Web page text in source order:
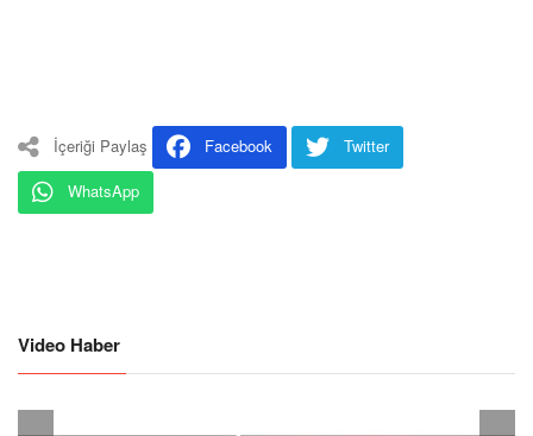
İçeriği Paylaş Facebook
Twitter
WhatsApp
Video Haber